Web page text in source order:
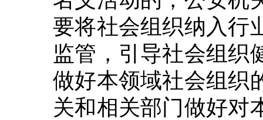
要将社会组织纳入行
监管，引导社会组织
做好本领域社会组织
关和相关部门做好对